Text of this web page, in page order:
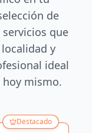
de
que
y
ideal
mismo.
Destacado